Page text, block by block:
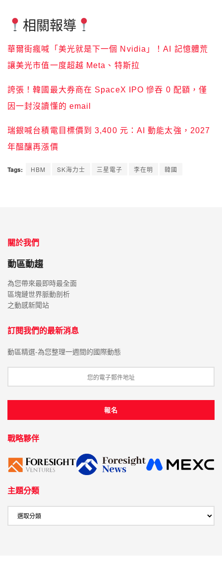
相關報導
華爾街瘋喊「美光就是下一個 Nvidia」！AI 記憶體荒
讓美光市值一度超越 Meta、特斯拉
誇張！韓國最大券商在 SpaceX IPO 慘吞 0 配額，僅
因一封沒讀懂的 email
瑞銀喊台積電目標價到 3,400 元：AI 動能太強，2027
年醞釀再漲價
Tags: HBM SK海力士 三星電子 李在明 韓國
關於我們
動區動趨
為您帶來最即時最全面
區塊鏈世界脈動剖析
之動感新聞站
訂閱我們的最新消息
動區精選-為您整理一週間的國際動態
戰略夥伴
主題分類